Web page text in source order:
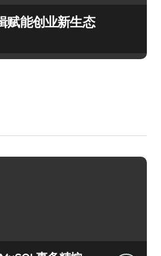
赋能创业新生态